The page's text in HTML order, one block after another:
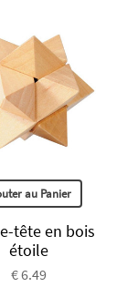
au Panier
tête en bois
étoile
€ 6.49